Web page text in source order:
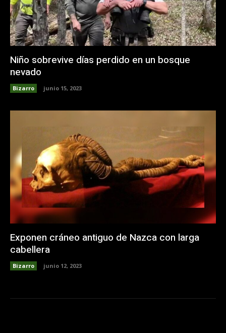
Niño sobrevive días perdido en un bosque
nevado
Bizarro junio 15, 2023
Exponen cráneo antiguo de Nazca con larga
cabellera
Bizarro junio 12, 2023